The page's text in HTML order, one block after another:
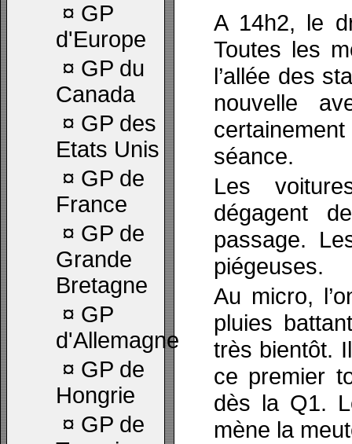
¤ GP
d'Europe
¤ GP du
Canada
¤ GP des
Etats Unis
¤ GP de
France
¤ GP de
Grande
Bretagne
¤ GP
d'Allemagne
¤ GP de
Hongrie
¤ GP de
A 14h2, le
Toutes les
l’allée des
nouvelle
séance.
Les
dégagent
passage.
piégeuses.
Au micro,
pluies
très bientôt.
ce premier
dès la Q1.
mène la